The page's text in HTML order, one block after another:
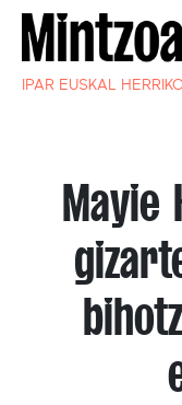
IPAR EUSKAL
Mayie